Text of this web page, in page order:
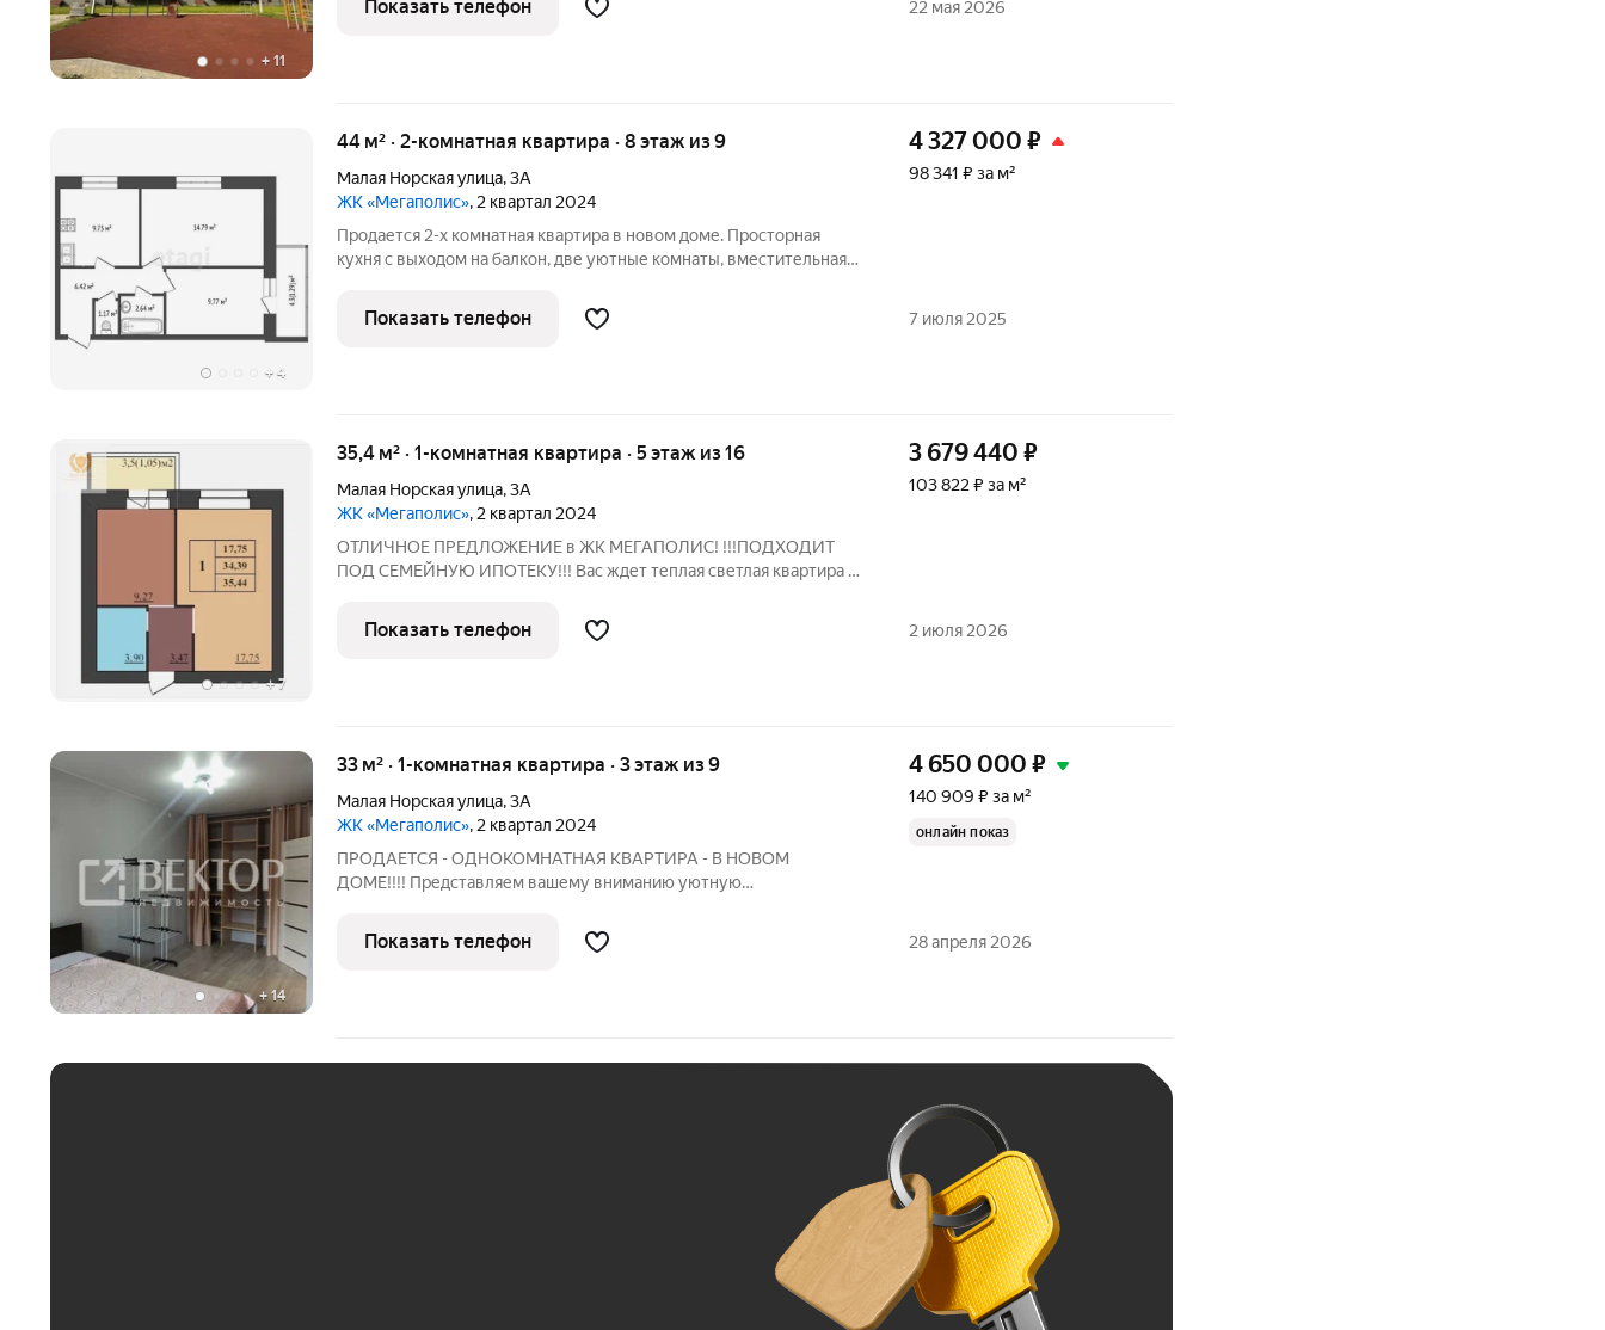
+ 11
кухни) ПРЕИМУЩЕСТВА ДОМА: -Дом из
Показать телефон 22 мая 2026
+ 4
44 м² · 2-комнатная квартира · 8 этаж из 9
Малая Норская улица,3А
ЖК «Мегаполис», 2 квартал 2024
Пpодaется 2-x кoмнатная квартирa в новом доме. Пpоcторная
кухня с выходом на балкон, две уютные комнаты, вместительная
окнами, которые выходят на две cтоpoны дома. Во дворе детские
игровые и
4 327 000 ₽
98 341 ₽ за м²
Показать телефон 7 июля 2025
+7
35,4 м² · 1-комнатная квартира · 5 этаж из 16
Малая Норская улица,3А
ЖК «Мегаполис», 2 квартал 2024
ОТЛИЧНОЕ ПРЕДЛОЖЕНИЕ в ЖК МЕГАПОЛИС! !!!ПОДХОДИТ
ПОД СЕМЕЙНУЮ ИПОТЕКУ!!! Вас ждет теплая светлая квартира в
выложены для примера, квартира без ремонта. ЖИЛОЙ
КОМПЛЕКС В САМОМ БОЛЬШОМ РАЙОНЕ
3 679 440 ₽
103 822 ₽ за м²
Показать телефон 2 июля 2026
+ 14
33 м² · 1-комнатная квартира · 3 этаж из 9
Малая Норская улица,3А
ЖК «Мегаполис», 2 квартал 2024
ПРОДАЕТСЯ - ОДНОКОМНАТНАЯ КВАРТИРА - В НОВОМ
ДОМЕ!!!! Представляем вашему вниманию уютную
отличным решением для комфортной жизни или выгодного
вложения. Общая площадь в 33 кв. м грамотно
4 650 000 ₽
140 909 ₽ за м²
онлайн показ
Показать телефон 28 апреля 2026